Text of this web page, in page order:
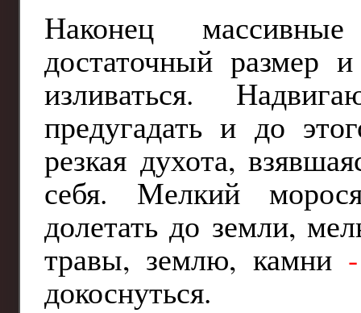
Наконец
достаточный размер
изливаться.
предугадать и до
резкая духота,
себя. Мелкий
долетать до земли,
травы, землю, камни -
докоснуться.